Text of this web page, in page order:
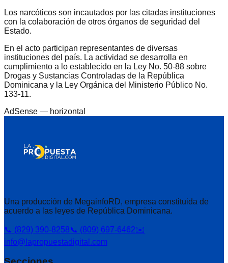
Los narcóticos son incautados por las citadas instituciones
con la colaboración de otros órganos de seguridad del
Estado.
En el acto participan representantes de diversas
instituciones del país. La actividad se desarrolla en
cumplimiento a lo establecido en la Ley No. 50-88 sobre
Drogas y Sustancias Controladas de la República
Dominicana y la Ley Orgánica del Ministerio Público No.
133-11.
AdSense — horizontal
Una producción de MegainfoRD, empresa constituida de
acuerdo a las leyes de República Dominicana.
📞 (829) 390-8258📞 (809) 697-6462✉️
info@lapropuestadigital.com